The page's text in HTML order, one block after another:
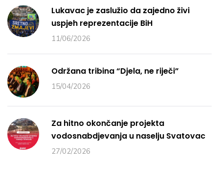
Lukavac je zaslužio da zajedno živi
uspjeh reprezentacije BiH
11/06/2026
Održana tribina “Djela, ne riječi”
15/04/2026
Za hitno okončanje projekta
vodosnabdjevanja u naselju Svatovac
27/02/2026